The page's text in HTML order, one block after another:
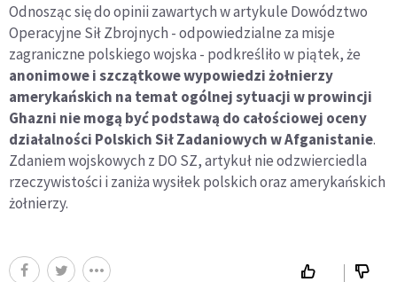
Odnosząc się do opinii zawartych w artykule Dowództwo
Operacyjne Sił Zbrojnych - odpowiedzialne za misje
zagraniczne polskiego wojska - podkreśliło w piątek, że
anonimowe i szczątkowe wypowiedzi żołnierzy
amerykańskich na temat ogólnej sytuacji w prowincji
Ghazni nie mogą być podstawą do całościowej oceny
działalności Polskich Sił Zadaniowych w Afganistanie.
Zdaniem wojskowych z DO SZ, artykuł nie odzwierciedla
rzeczywistości i zaniża wysiłek polskich oraz amerykańskich
żołnierzy.